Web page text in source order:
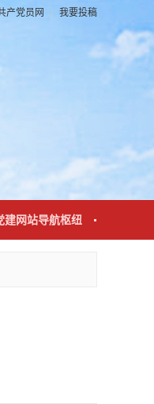
产党员网 | 我要投稿
建网站导航枢纽